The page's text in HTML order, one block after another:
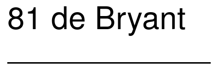
81 de Bryant